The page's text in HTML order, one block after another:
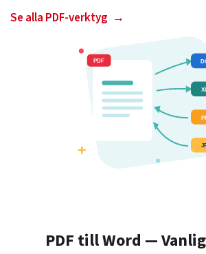
Se alla PDF-verktyg
PDF till Word —